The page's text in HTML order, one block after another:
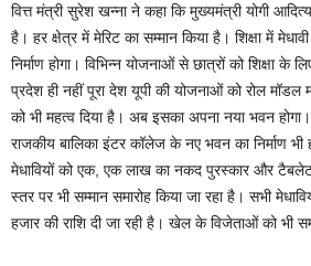
वित्त मंत्री सुरेश खन्ना ने कहा कि मुख्यमंत्री योगी
है। हर क्षेत्र में मेरिट का सम्मान किया है। शिक्षा में
निर्माण होगा। विभिन्न योजनाओं से छात्रों को शिक्षा के
प्रदेश ही नहीं पूरा देश यूपी की योजनाओं को रोल
को भी महत्व दिया है। अब इसका अपना नया भवन
राजकीय बालिका इंटर कॉलेज के नए भवन का निर्माण
मेधावियों को एक, एक लाख का नकद पुरस्कार और टैबलेट
स्तर पर भी सम्मान समारोह किया जा रहा है। सभी
हजार की राशि दी जा रही है। खेल के विजेताओं को भी